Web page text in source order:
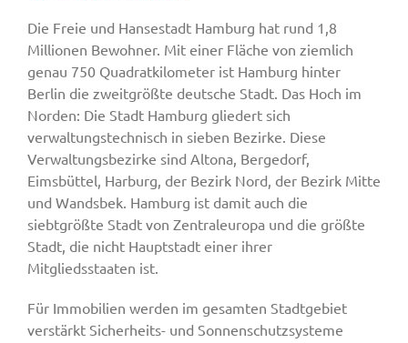
Die Freie und Hansestadt Hamburg hat rund 1,8
Millionen Bewohner. Mit einer Fläche von ziemlich
genau 750 Quadratkilometer ist Hamburg hinter
Berlin die zweitgrößte deutsche Stadt. Das Hoch im
Norden: Die Stadt Hamburg gliedert sich
verwaltungstechnisch in sieben Bezirke. Diese
Verwaltungsbezirke sind Altona, Bergedorf,
Eimsbüttel, Harburg, der Bezirk Nord, der Bezirk Mitte
und Wandsbek. Hamburg ist damit auch die
siebtgrößte Stadt von Zentraleuropa und die größte
Stadt, die nicht Hauptstadt einer ihrer
Mitgliedsstaaten ist.
Für Immobilien werden im gesamten Stadtgebiet
verstärkt Sicherheits- und Sonnenschutzsysteme